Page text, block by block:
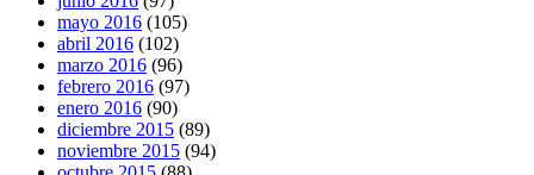
mayo 2016 (105)
abril 2016 (102)
marzo 2016 (96)
febrero 2016 (97)
enero 2016 (90)
diciembre 2015 (89)
noviembre 2015 (94)